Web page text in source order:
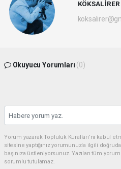
KÖKSAL İRER
Okuyucu Yorumları (0)
Yorum yazarak Topluluk Kuralları’nı kabul
sitesine yaptığınız yorumunuzla ilgili
başınıza üstleniyorsunuz. Yazılan tüm
sorumlu tutulamaz.